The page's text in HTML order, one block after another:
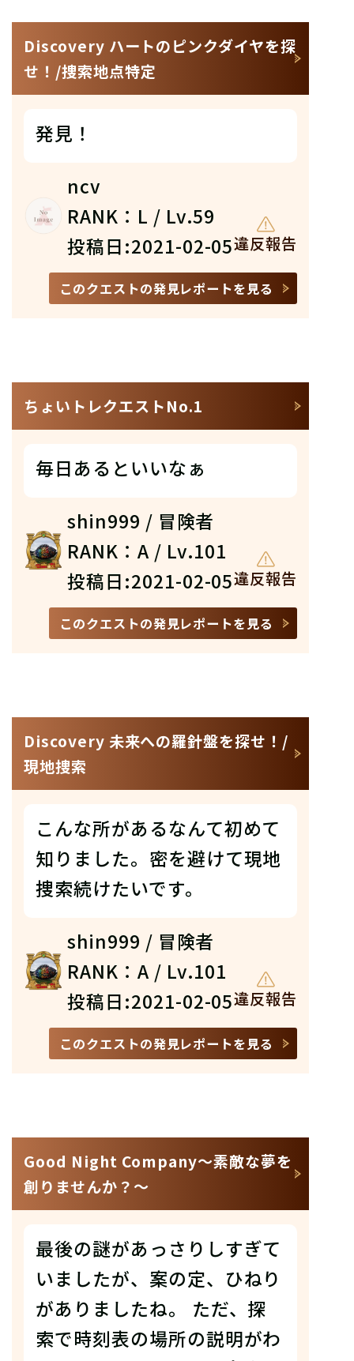
Discovery ハートのピンクダイヤを探
せ！/捜索地点特定
発見！
ncv
RANK：L / Lv.59
投稿日:2021-02-05違反報告
このクエストの発見レポートを見る
ちょいトレクエストNo.1
毎日あるといいなぁ
shin999 / 冒険者
RANK：A / Lv.101
投稿日:2021-02-05違反報告
このクエストの発見レポートを見る
Discovery 未来への羅針盤を探せ！/
現地捜索
こんな所があるなんて初めて
知りました。密を避けて現地
捜索続けたいです。
shin999 / 冒険者
RANK：A / Lv.101
投稿日:2021-02-05違反報告
このクエストの発見レポートを見る
Good Night Company〜素敵な夢を
創りませんか？〜
最後の謎があっさりしすぎて
いましたが、案の定、ひねり
がありましたね。 ただ、探
索で時刻表の場所の説明がわ